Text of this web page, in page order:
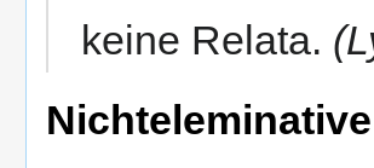
keine Relata.